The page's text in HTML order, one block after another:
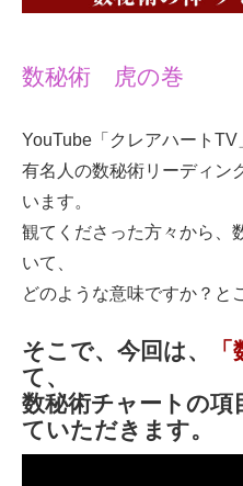
数秘術 虎の巻
YouTube「クレアハートTV
有名人の数秘術リーディン
います。
観てくださった方々から、
いて、
どのような意味ですか？と
そこで、今回は、
て、
数秘術チャートの項
ていただきます。